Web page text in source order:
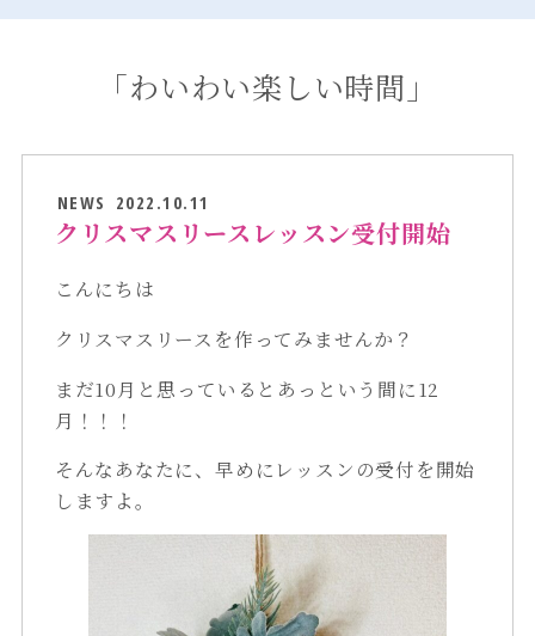
「わいわい楽しい時間」
NEWS 2022.10.11
クリスマスリースレッスン受付開始
こんにちは
クリスマスリースを作ってみませんか？
まだ10月と思っているとあっという間に12
月！！！
そんなあなたに、早めにレッスンの受付を開始
しますよ。